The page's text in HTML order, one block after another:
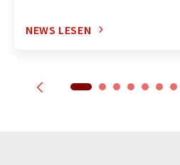
NEWS LESEN